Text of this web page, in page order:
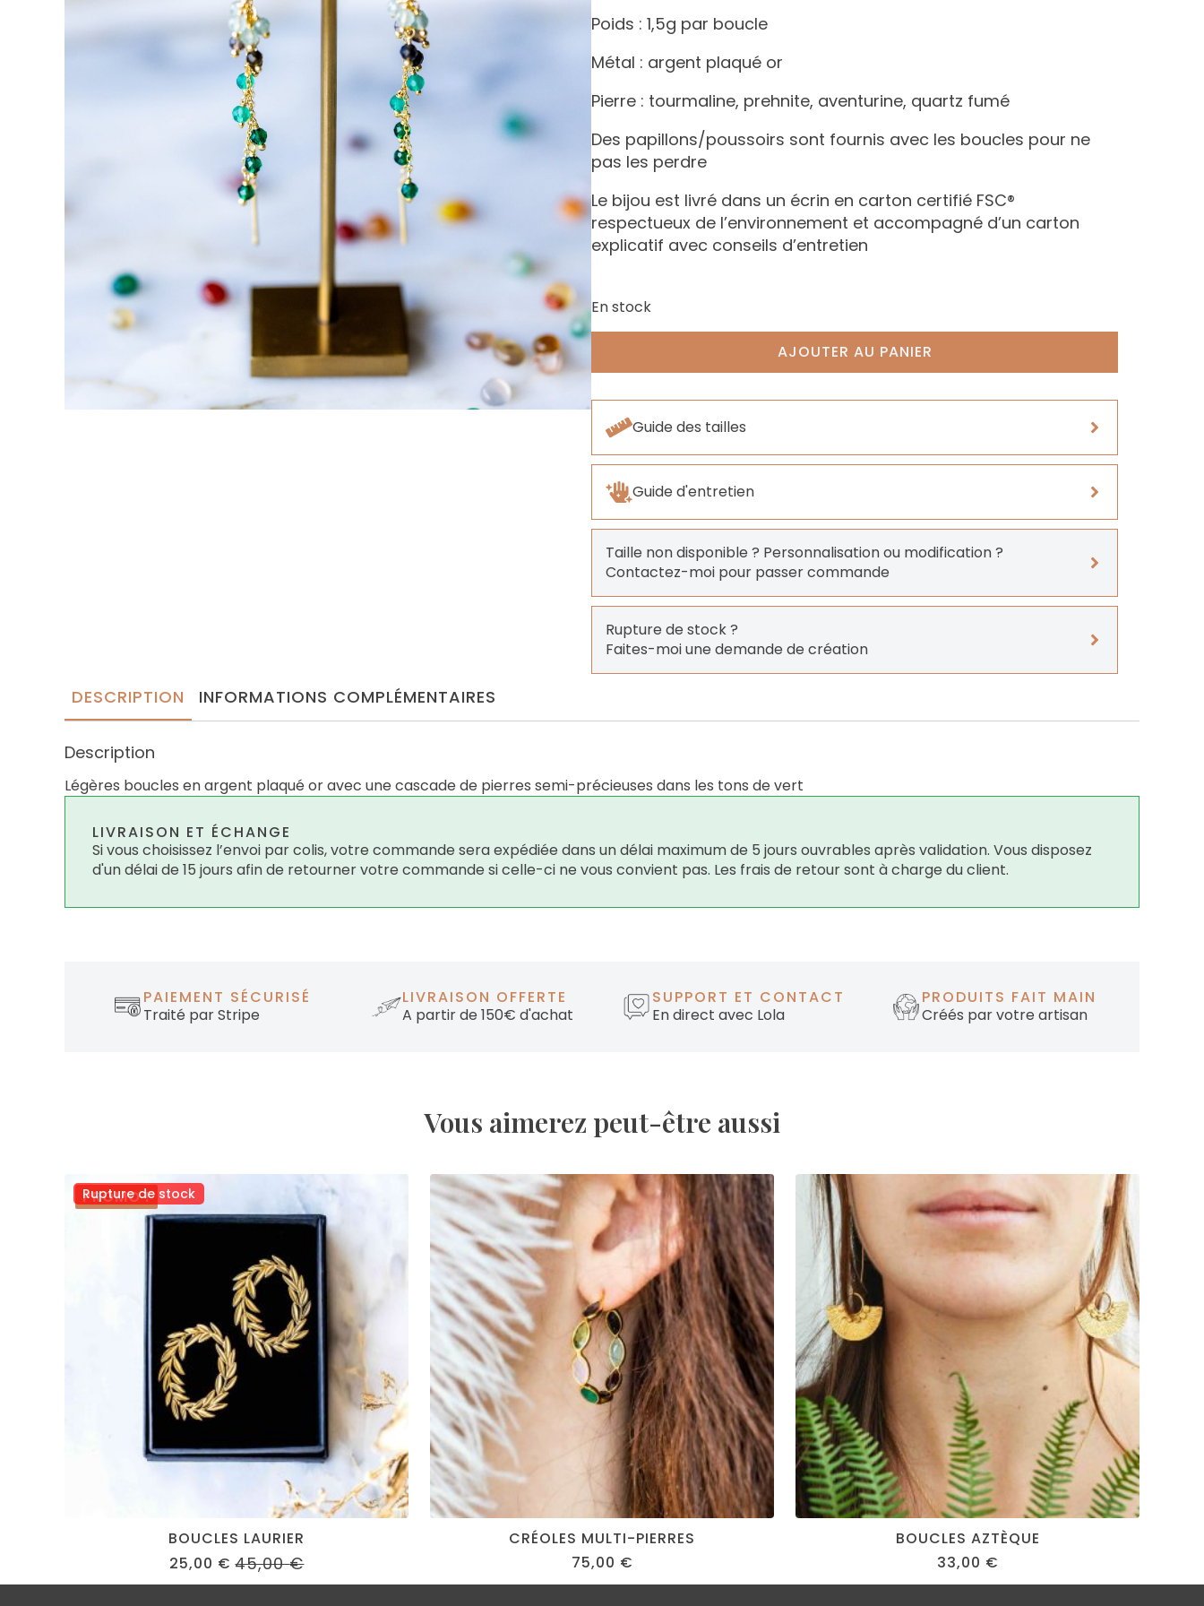
Poids : 1,5g par boucle
Métal : argent plaqué or
Pierre : tourmaline, prehnite, aventurine, quartz fumé
Des papillons/poussoirs sont fournis avec les boucles pour ne
pas les perdre
Le bijou est livré dans un écrin en carton certifié FSC®
respectueux de l’environnement et accompagné d’un carton
explicatif avec conseils d’entretien
En stock
AJOUTER AU PANIER
Guide des tailles
Guide d'entretien
Taille non disponible ? Personnalisation ou modification ?
Contactez-moi pour passer commande
Rupture de stock ?
Faites-moi une demande de création
DESCRIPTION INFORMATIONS COMPLÉMENTAIRES
Description
Légères boucles en argent plaqué or avec une cascade de pierres semi-précieuses dans les tons de vert
LIVRAISON ET ÉCHANGE
Si vous choisissez l’envoi par colis, votre commande sera expédiée dans un délai maximum de 5 jours ouvrables après validation. Vous disposez
d'un délai de 15 jours afin de retourner votre commande si celle-ci ne vous convient pas. Les frais de retour sont à charge du client.
PAIEMENT SÉCURISÉ
Traité par Stripe
LIVRAISON OFFERTE
A partir de 150€ d'achat
SUPPORT ET CONTACT
En direct avec Lola
PRODUITS FAIT MAIN
Créés par votre artisan
Vous aimerez peut-être aussi
Rupture de stock
PROMO !
BOUCLES LAURIER
45,00€
ORIGINAL
PRICE
25,00 € CURRENT
PRICE
CRÉOLES MULTI-PIERRES
75,00 €
BOUCLES AZTÈQUE
33,00 €